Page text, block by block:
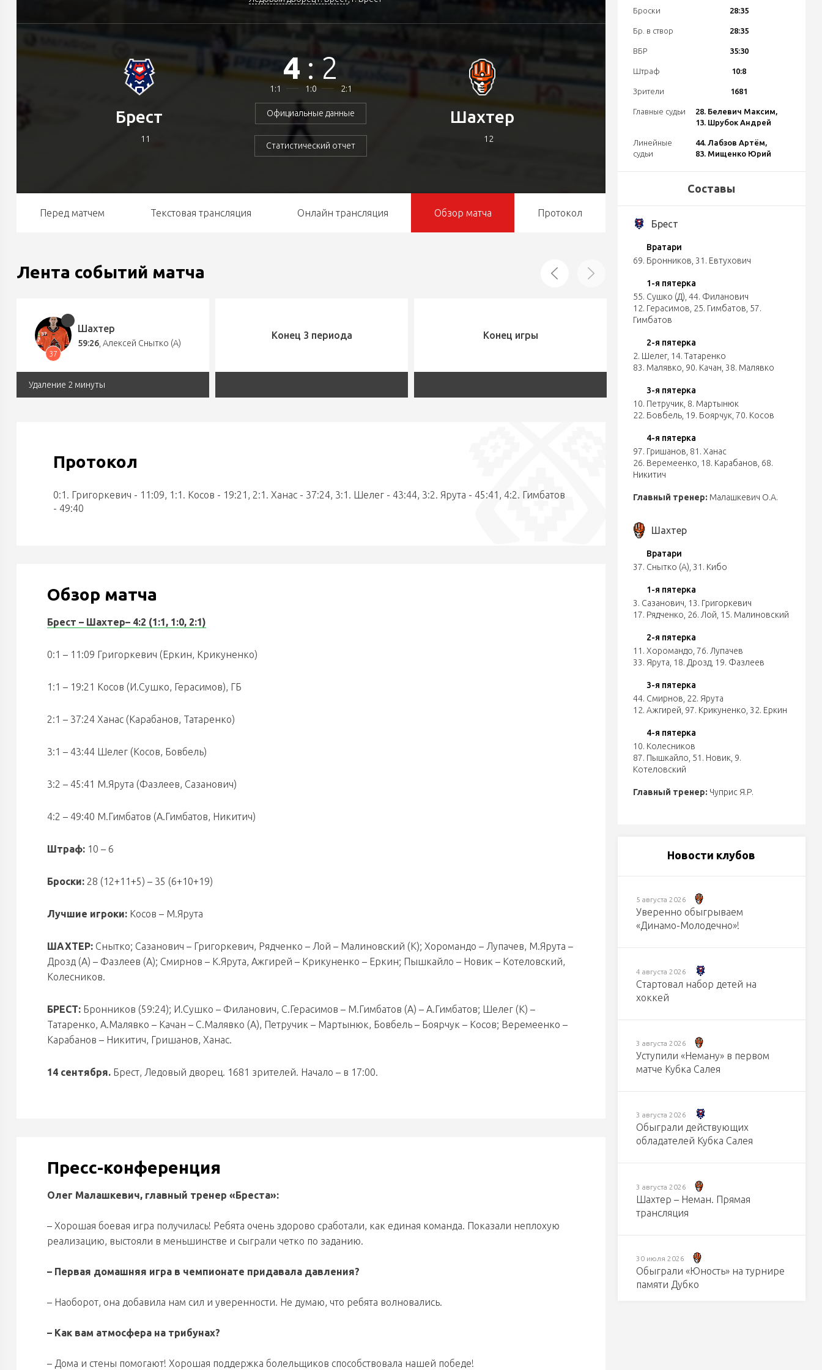
Брест
11
4 :2
1:1 1:0 2:1
Официальные данные
Статистический отчет
Шахтер
12
Перед матчем Текстовая трансляция Онлайн трансляция Обзор матча Протокол
Лента событий матча
37
Шахтер
59:26 Алексей Снытко (А)
Удаление 2 минуты
Конец 3 периода Конец игры
Протокол
0:1. Григоркевич - 11:09, 1:1. Косов - 19:21, 2:1. Ханас - 37:24, 3:1. Шелег - 43:44, 3:2. Ярута - 45:41, 4:2. Гимбатов
- 49:40
Обзор матча
Брест – Шахтер– 4:2 (1:1, 1:0, 2:1)
0:1 – 11:09 Григоркевич (Еркин, Крикуненко)
1:1 – 19:21 Косов (И.Сушко, Герасимов), ГБ
2:1 – 37:24 Ханас (Карабанов, Татаренко)
3:1 – 43:44 Шелег (Косов, Бовбель)
3:2 – 45:41 М.Ярута (Фазлеев, Сазанович)
4:2 – 49:40 М.Гимбатов (А.Гимбатов, Никитич)
Штраф: 10 – 6
Броски: 28 (12+11+5) – 35 (6+10+19)
Лучшие игроки: Косов – М.Ярута
ШАХТЕР: Снытко; Сазанович – Григоркевич, Рядченко – Лой – Малиновский (К); Хоромандо – Лупачев, М.Ярута –
Дрозд (А) – Фазлеев (А); Смирнов – К.Ярута, Ажгирей – Крикуненко – Еркин; Пышкайло – Новик – Котеловский,
Колесников.
БРЕСТ: Бронников (59:24); И.Сушко – Филанович, С.Герасимов – М.Гимбатов (А) – А.Гимбатов; Шелег (К) –
Татаренко, А.Малявко – Качан – С.Малявко (А), Петручик – Мартынюк, Бовбель – Боярчук – Косов; Веремеенко –
Карабанов – Никитич, Гришанов, Ханас.
14 сентября. Брест, Ледовый дворец. 1681 зрителей. Начало – в 17:00.
Пресс-конференция
Олег Малашкевич, главный тренер «Бреста»:
– Хорошая боевая игра получилась! Ребята очень здорово сработали, как единая команда. Показали неплохую
реализацию, выстояли в меньшинстве и сыграли четко по заданию.
– Первая домашняя игра в чемпионате придавала давления?
– Наоборот, она добавила нам сил и уверенности. Не думаю, что ребята волновались.
– Как вам атмосфера на трибунах?
– Дома и стены помогают! Хорошая поддержка болельщиков способствовала нашей победе!
Броски 28:35
Бр. в створ 28:35
ВБР 35:30
Штраф 10:8
Зрители 1681
Главные судьи
28. Белевич Максим,
13. Шрубок Андрей
Линейные
судьи
44. Лабзов Артём,
83. Мищенко Юрий
Составы
Брест
Вратари
69. Бронников 31. Евтухович
1-я пятерка
55. Сушко (Д) 44. Филанович
12. Герасимов 25. Гимбатов 57.
Гимбатов
2-я пятерка
2. Шелег, 14. Татаренко
83. Малявко 90. Качан 38. Малявко
3-я пятерка
10. Петручик 8. Мартынюк
22. Бовбель, 19. Боярчук 70. Косов
4-я пятерка
97. Гришанов 81. Ханас
26. Веремеенко 18. Карабанов 68.
Никитич
Главный тренер: Малашкевич О.А.
Шахтер
Вратари
37. Снытко (А) 31. Кибо
1-я пятерка
3. Сазанович 13. Григоркевич
17. Рядченко 26. Лой 15. Малиновский
2-я пятерка
11. Хоромандо 76. Лупачев
33. Ярута 18. Дрозд, 19. Фазлеев
3-я пятерка
44. Смирнов 22. Ярута
12. Ажгирей 97. Крикуненко 32. Еркин
4-я пятерка
10. Колесников
87. Пышкайло 51. Новик 9.
Котеловский
Главный тренер: Чуприс Я.Р.
Новости клубов
5 августа 2026
Уверенно обыгрываем
«Динамо-Молодечно»!
4 августа 2026
Стартовал набор детей на
хоккей
3 августа 2026
Уступили «Неману» в первом
матче Кубка Салея
3 августа 2026
Обыграли действующих
обладателей Кубка Салея
3 августа 2026
Шахтер – Неман. Прямая
трансляция
30 июля 2026
Обыграли «Юность» на турнире
памяти Дубко